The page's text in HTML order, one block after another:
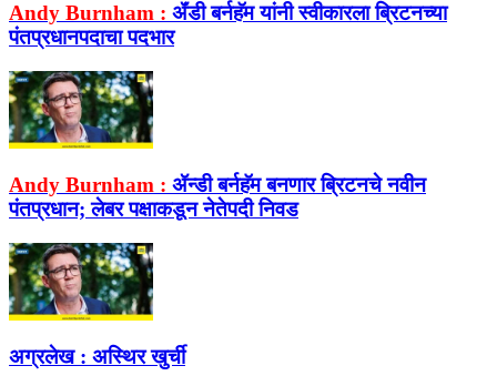
Andy Burnham : ॲंडी बर्नहॅम यांनी स्वीकारला ब्रिटनच्या
पंतप्रधानपदाचा पदभार
Andy Burnham : ॲन्डी बर्नहॅम बनणार ब्रिटनचे नवीन
पंतप्रधान; लेबर पक्षाकडून नेतेपदी निवड
अग्रलेख : अस्थिर खुर्ची